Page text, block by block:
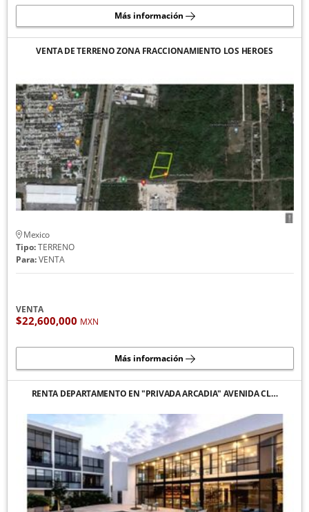
Más información
VENTA DE TERRENO ZONA FRACCIONAMIENTO LOS HEROES
Mexico
Tipo:TERRENO
Para:VENTA
VENTA
$22,600,000 MXN
Más información
RENTA DEPARTAMENTO EN "PRIVADA ARCADIA" AVENIDA CL…